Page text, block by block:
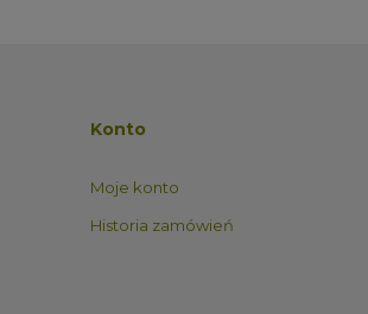
Konto
Moje konto
Historia zamówień